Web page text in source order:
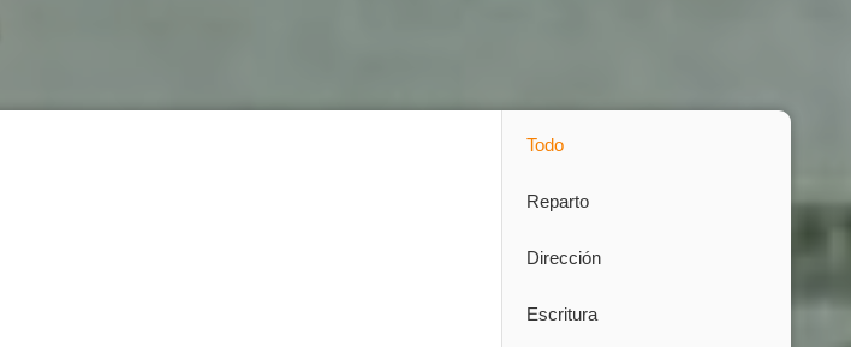
Todo
Reparto
Dirección
Escritura